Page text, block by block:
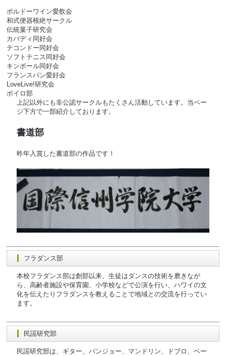
ボルドーワイン愛飲会
和式便器根絶サークル
伝統菓子研究会
カバディ同好会
テコンドー同好会
ソフトテニス同好会
キンボール同好会
フランスパン愛好会
LoveLive!研究会
ボイロ部
上記以外にも非公認サークルもたくさん活動しています。当ペー
ジ下方で一部紹介しております。
書道部
昨年入賞した書道部の作品です！
フラダンス部
本校フラダンス部は創部以来、生徒はダンスの技術を磨きなが
ら、高齢者施設や保育園、小学校などで公演を行い、ハワイの文
化を伝えたりフラダンスを教えることで地域との交流を行ってい
ます。
民謡研究部
民謡研究部は、ギター、バンジョー、マンドリン、ドブロ、ベー